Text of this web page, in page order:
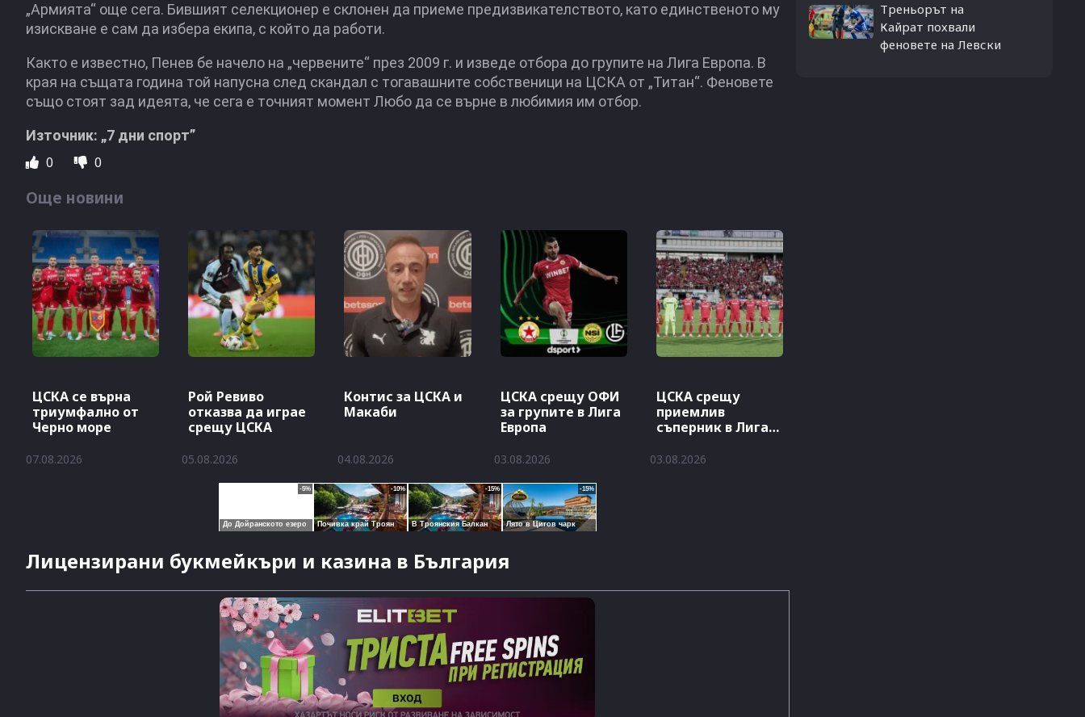
„Армията“ още сега. Бившият селекционер е склонен да приеме предизвикателството, като единственото му
изискване е сам да избера екипа, с който да работи.
Както е известно, Пенев бе начело на „червените“ през 2009 г. и изведе отбора до групите на Лига Европа. В
края на същата година той напусна след скандал с тогавашните собственици на ЦСКА от „Титан“. Феновете
също стоят зад идеята, че сега е точният момент Любо да се върне в любимия им отбор.
Източник: „7 дни спорт”
0 0
Още новини
ЦСКА се върна
триумфално от
Черно море
07.08.2026
Рой Ревиво
отказва да играе
срещу ЦСКА
05.08.2026
Контис за ЦСКА и
Макаби
04.08.2026
ЦСКА срещу ОФИ
за групите в Лига
Европа
03.08.2026
ЦСКА срещу
приемлив
съперник в Лига
03.08.2026
Лицензирани букмейкъри и казина в България
Треньорът на
Кайрат похвали
феновете на Левски